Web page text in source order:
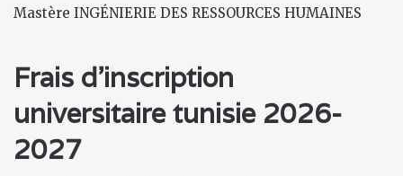
Mastère INGÉNIERIE DES RESSOURCES HUMAINES
Frais d'inscription
universitaire tunisie 2026-
2027